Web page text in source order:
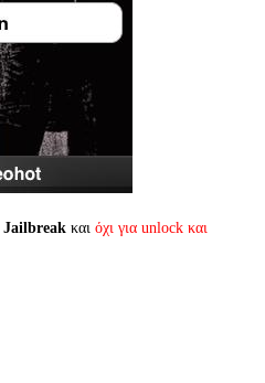
Jailbreak και όχι για unlock και